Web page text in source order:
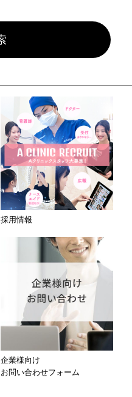
採用情報
企業様向け
お問い合わせフォーム